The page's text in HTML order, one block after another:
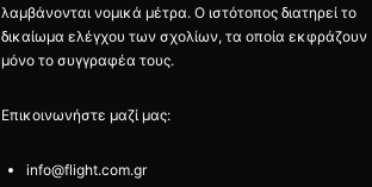
λαμβάνονται νομικά μέτρα. Ο ιστότοπος διατηρεί το
δικαίωμα ελέγχου των σχολίων, τα οποία εκφράζουν
μόνο το συγγραφέα τους.
Επικοινωνήστε μαζί μας:
info@flight.com.gr